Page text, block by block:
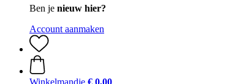
Ben je nieuw hier?
Account aanmaken
Winkelmandje € 0,00